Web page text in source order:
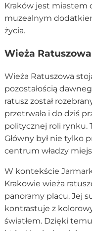
Kraków jest miastem
muzealnym
życia.
Wieża
Wieża Ratuszowa
pozostałością
ratusz został
przetrwała i do dziś
politycznej roli rynku.
Główny był nie tylko
centrum władzy
W kontekście
Krakowie wieża
panoramy placu. Jej
kontrastuje z
światłem. Dzięki